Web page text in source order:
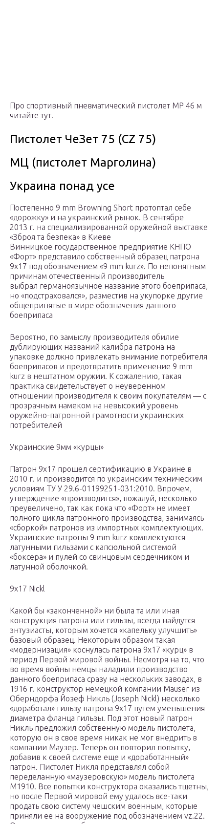
Про спортивный пневматический пистолет МР 46 м
читайте тут.
Пистолет ЧеЗет 75 (CZ 75)
МЦ (пистолет Марголина)
Украина понад усе
Постепенно 9 mm Browning Short протоптал себе
«дорожку» и на украинский рынок. В сентябре
2013 г. на специализированной оружейной выставке
«Зброя та безпека» в Киеве
Винницкое государственное предприятие КНПО
«Форт» представило собственный образец патрона
9х17 под обозначением «9 mm kurz». По непонятным
причинам отечественный производитель
выбрал германоязычное название этого боеприпаса,
но «подстраховался», разместив на укупорке другие
общепринятые в мире обозначения данного
боеприпаса
Вероятно, по замыслу производителя обилие
дублирующих названий калибра патрона на
упаковке должно привлекать внимание потребителя
боеприпасов и предотвратить применение 9 mm
kurz в нештатном оружии. К сожалению, такая
практика свидетельствует о неуверенном
отношении производителя к своим покупателям — с
прозрачным намеком на невысокий уровень
оружейно-патронной грамотности украинских
потребителей
Украинские 9мм «курцы»
Патрон 9х17 прошел сертификацию в Украине в
2010 г. и производится по украинским техническим
условиям ТУ У 29.6-01199251-031:2010. Впрочем,
утверждение «производится», пожалуй, несколько
преувеличено, так как пока что «Форт» не имеет
полного цикла патронного производства, занимаясь
«сборкой» патронов из импортных комплектующих.
Украинские патроны 9 mm kurz комплектуются
латунными гильзами с капсюльной системой
«боксера» и пулей со свинцовым сердечником и
латунной оболочкой.
9х17 Nickl
Какой бы «законченной» ни была та или иная
конструкция патрона или гильзы, всегда найдутся
энтузиасты, которым хочется «капельку улучшить»
базовый образец. Некоторым образом такая
«модернизация» коснулась патрона 9х17 «курц» в
период Первой мировой войны. Несмотря на то, что
во время войны немцы наладили производство
данного боеприпаса сразу на нескольких заводах, в
1916 г. конструктор немецкой компании Mauser из
Оберндорфа Йозеф Никль (Joseph Nickl) несколько
«доработал» гильзу патрона 9х17 путем уменьшения
диаметра фланца гильзы. Под этот новый патрон
Никль предложил собственную модель пистолета,
которую он в свое время никак не мог внедрить в
компании Маузер. Теперь он повторил попытку,
добавив к своей системе еще и «доработанный»
патрон. Пистолет Никля представлял собой
переделанную «маузеровскую» модель пистолета
М1910. Все попытки конструктора оказались тщетны,
но после Первой мировой ему удалось все-таки
продать свою систему чешским военным, которые
приняли ее на вооружение под обозначением vz.22.